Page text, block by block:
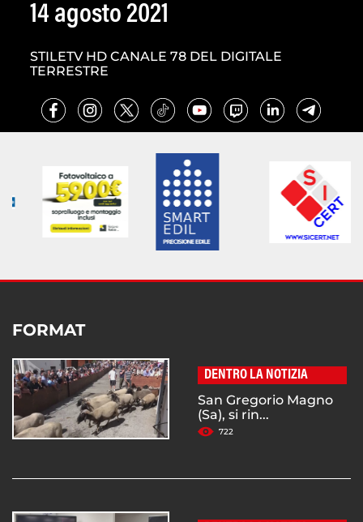
14 agosto 2021
STILETV HD CANALE 78 DEL DIGITALE
TERRESTRE
FORMAT
DENTRO LA NOTIZIA
San Gregorio Magno
(Sa), si rin...
722